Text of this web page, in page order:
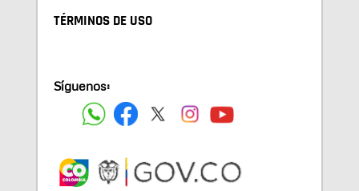
TÉRMINOS DE USO
Síguenos: